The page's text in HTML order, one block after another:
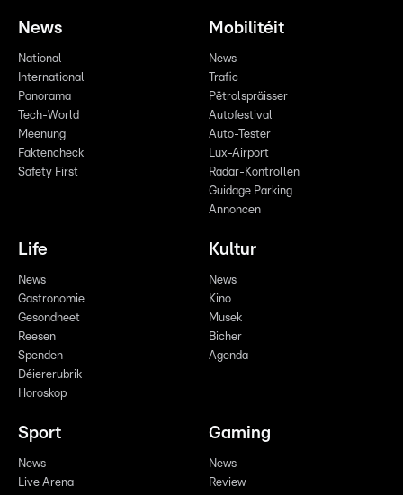
News
National
International
Panorama
Tech-World
Meenung
Faktencheck
Safety First
Mobilitéit
News
Trafic
Pëtrolspräisser
Autofestival
Auto-Tester
Lux-Airport
Radar-Kontrollen
Guidage Parking
Annoncen
Life
News
Gastronomie
Gesondheet
Reesen
Spenden
Déiererubrik
Horoskop
Kultur
News
Kino
Musek
Bicher
Agenda
Sport
News
Live Arena
Gaming
News
Review